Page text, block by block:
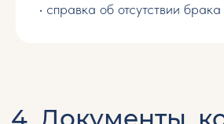
• справка об отсутствии брака
Чтобы ускорить процесс, можно начать